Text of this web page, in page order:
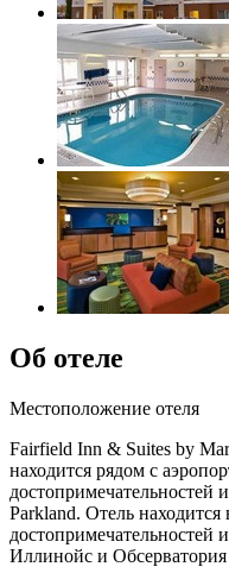
Об отеле
Местоположение отеля
Fairfield Inn & Suites by
находится рядом с
Parkland. Отель
достопримечательностей
Иллинойс и